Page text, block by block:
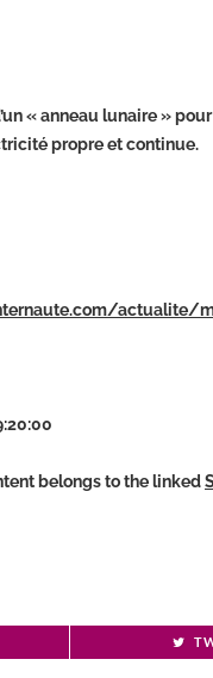
« anneau lunaire »
propre et continue.
actualite/
belongs to the linked